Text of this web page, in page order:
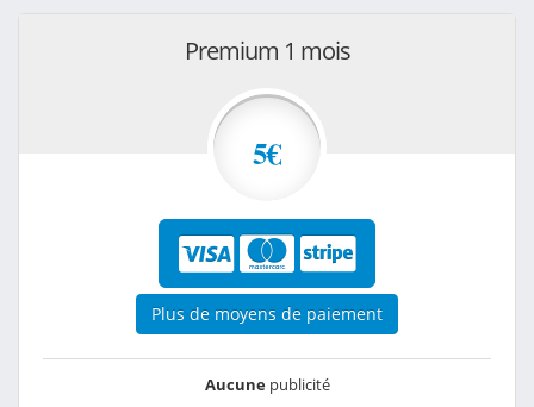
Premium 1 mois
5€
Plus de moyens de paiement
Aucunepublicité